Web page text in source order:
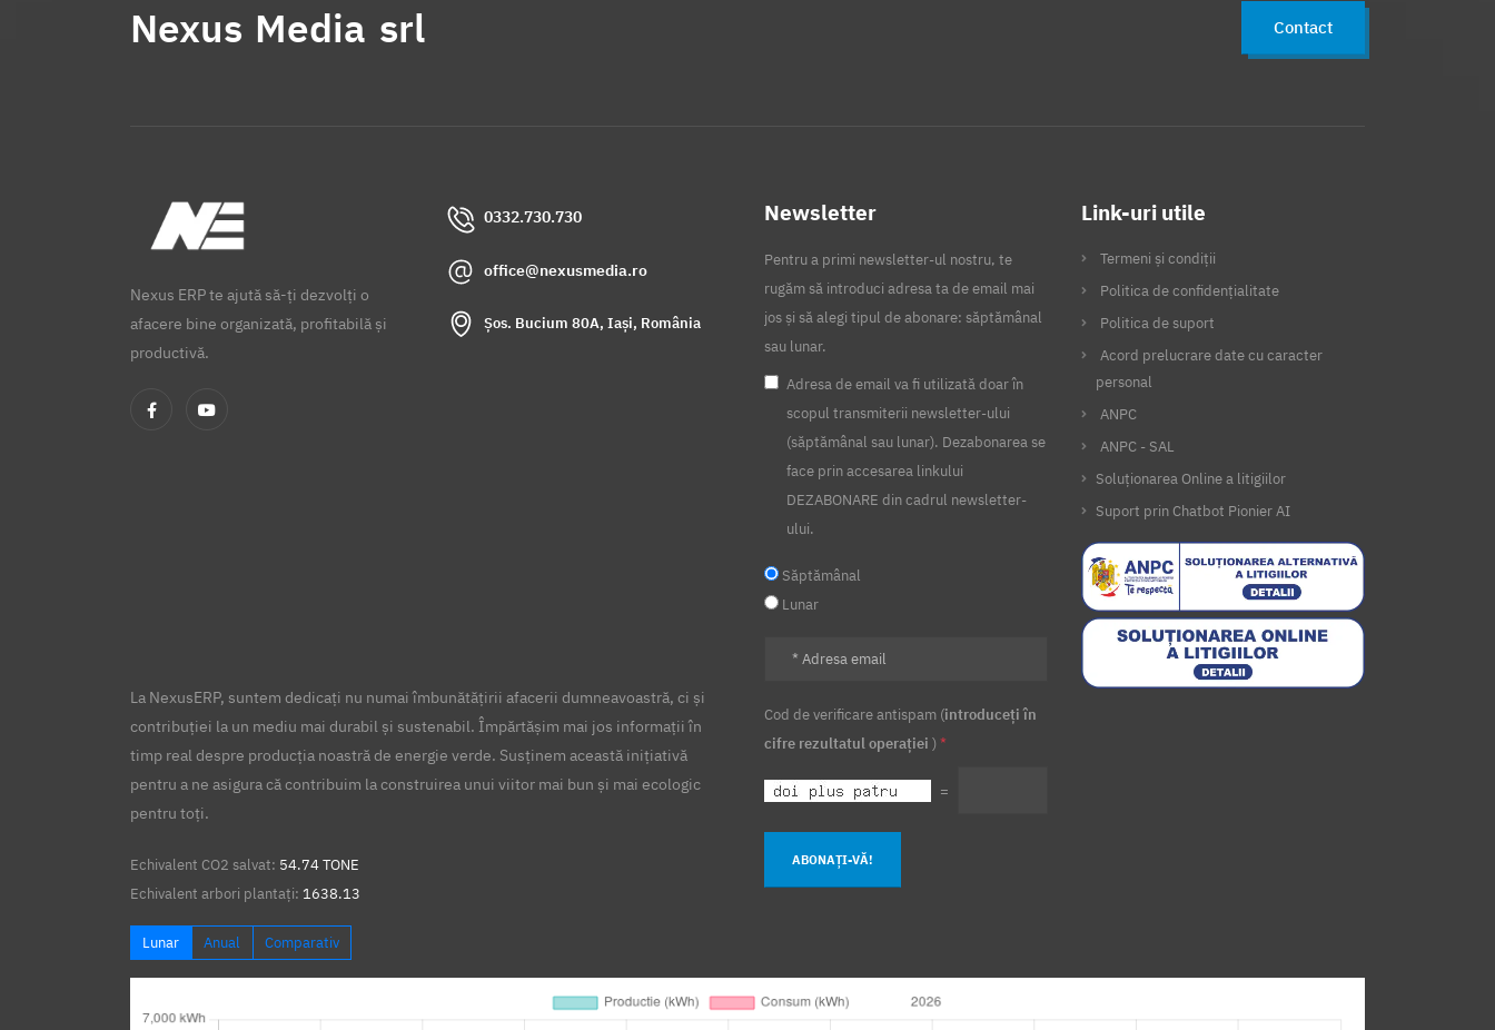
Nexus Media srl Contact
Nexus ERP te ajută să-ți dezvolți o
afacere bine organizată, profitabilă și
productivă.
0332.730.730
office@nexusmedia.ro
Șos. Bucium 80A, Iași, România
Newsletter
Pentru a primi newsletter-ul nostru, te
rugăm să introduci adresa ta de email mai
jos și să alegi tipul de abonare: săptămânal
sau lunar.
Adresa de email va fi utilizată doar în
scopul transmiterii newsletter-ului
(săptămânal sau lunar). Dezabonarea se
face prin accesarea linkului
DEZABONARE din cadrul newsletter-
ului.
Săptămânal
Lunar
Cod de verificare antispam (introduceți în
cifre rezultatul operației ) *
=
ABONAȚI-VĂ!
Link-uri utile
Termeni și condiții
Politica de confidențialitate
Politica de suport
Acord prelucrare date cu caracter
personal
ANPC
ANPC - SAL
Soluționarea Online a litigiilor
Suport prin Chatbot Pionier AI
La NexusERP, suntem dedicați nu numai îmbunătățirii afacerii dumneavoastră, ci și
contribuției la un mediu mai durabil și sustenabil. Împărtășim mai jos informații în
timp real despre producția noastră de energie verde. Susținem această inițiativă
pentru a ne asigura că contribuim la construirea unui viitor mai bun și mai ecologic
pentru toți.
Echivalent CO2 salvat: 54.74 TONE
Echivalent arbori plantați: 1638.13
Lunar Anual Comparativ